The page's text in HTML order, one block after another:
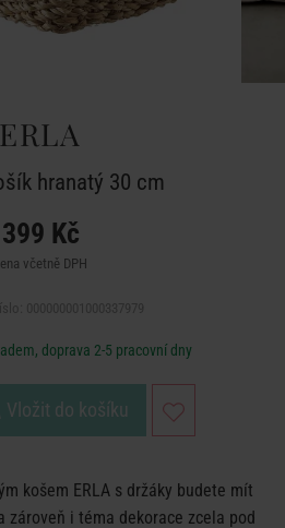
ERLA
hranatý 30 cm
399 Kč
včetně DPH
doprava 2-5 pracovní dny
Vložit do košíku
košem ERLA s držáky budete mít
zároveň i téma dekorace zcela pod